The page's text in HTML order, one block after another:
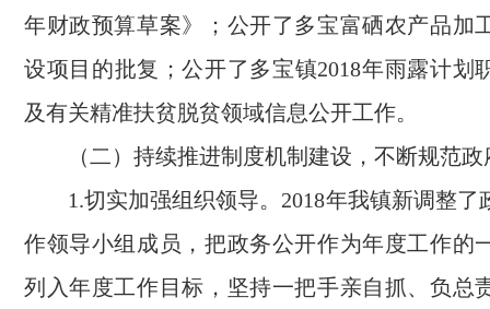
年财政预算草案》；公开了多宝富硒农产品加
设项目的批复；公开了多宝镇2018年雨露计划
及有关精准扶贫脱贫领域信息公开工作。
（二）持续推进制度机制建设，不断规范
1.切实加强组织领导。 2018年我镇新调整了
作领导小组成员，把政务公开作为年度工作的
列入年度工作目标，坚持一把手亲自抓、负总